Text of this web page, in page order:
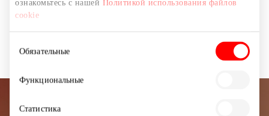
ознакомьтесь с нашей Политикой использования файлов
cookie
согласия
Обязательные
Функциональные
Статистика
Подписывайтесь на рассылку